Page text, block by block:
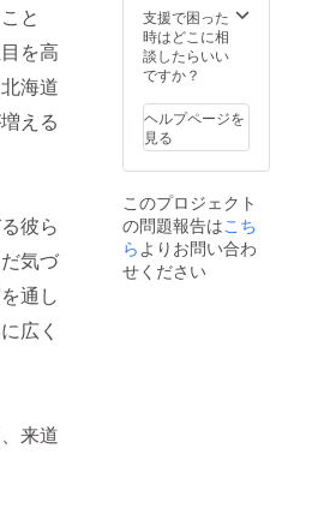
と
を高
海道
える
彼ら
気づ
通し
広く
来道
ること
を確約
するも
のでは
せん。
※Milong
aは皆さ
んが楽
ですの
で、万
が一不
適切な
言動な
連絡致
しま
す。 ※
リハー
始時間
の10分
前には
会場の
でお越
しくだ
さい。
※携帯カ
メラや
ようお
願い致
しま
す。 ※
つきま
しては
頂いた
メール
連絡致
しま
す。 ※
出演者
マル
での交
通費等
はご支
援者様
担頂き
ますよ
うお願
い申し
す。 LA
MANO
～華麗
なるア
ルゼン
支援で困った
時はどこに相
談したらいい
ですか？
ヘルプページを
見る
このプロジェクト
の問題報告はこち
ら よりお問い合わ
せください